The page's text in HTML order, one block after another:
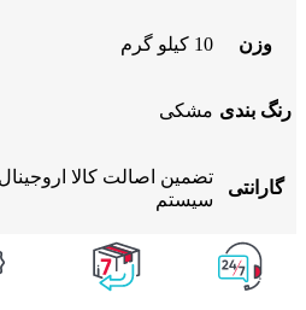
وزن 10 کیلو گرم
رنگ بندی مشکی
گارانتی
تضمین اصالت کالا
سیستم